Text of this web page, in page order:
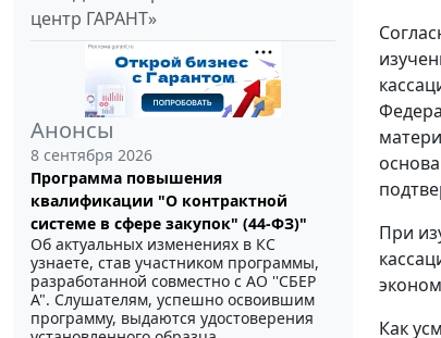
центр ГАРАНТ»
Анонсы
8 сентября 2026
Программа повышения
квалификации "О контрактной
системе в сфере закупок" (44-ФЗ)"
Об актуальных изменениях в КС
узнаете, став участником программы,
разработанной совместно с АО ''СБЕР
А". Слушателям, успешно освоившим
программу, выдаются удостоверения
При
Как